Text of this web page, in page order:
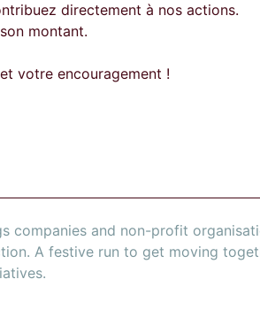
directement à nos actions.
montant.
votre encouragement !
companies and non-profit
A festive run to get moving